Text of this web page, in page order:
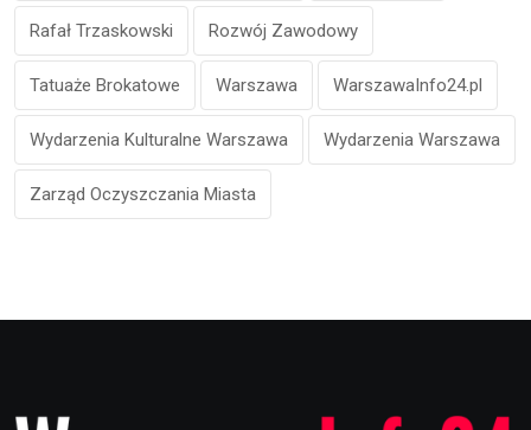
Rafał Trzaskowski Rozwój Zawodowy
Tatuaże Brokatowe Warszawa WarszawaInfo24.pl
Wydarzenia Kulturalne Warszawa Wydarzenia Warszawa
Zarząd Oczyszczania Miasta